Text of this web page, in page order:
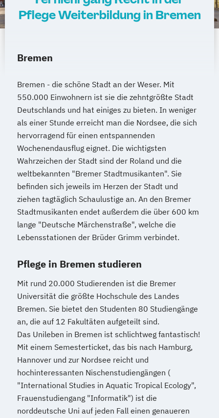
Pflege Weiterbildung in Bremen
Bremen
Bremen - die schöne Stadt an der Weser. Mit
550.000 Einwohnern ist sie die zehntgrößte Stadt
Deutschlands und hat einiges zu bieten. In weniger
als einer Stunde erreicht man die Nordsee, die sich
hervorragend für einen entspannenden
Wochenendausflug eignet. Die wichtigsten
Wahrzeichen der Stadt sind der Roland und die
weltbekannten "Bremer Stadtmusikanten". Sie
befinden sich jeweils im Herzen der Stadt und
ziehen tagtäglich Schaulustige an. An den Bremer
Stadtmusikanten endet außerdem die über 600 km
lange "Deutsche Märchenstraße", welche die
Lebensstationen der Brüder Grimm verbindet.
Pflege in Bremen studieren
Mit rund 20.000 Studierenden ist die Bremer
Universität die größte Hochschule des Landes
Bremen. Sie bietet den Studenten 80 Studiengänge
an, die auf 12 Fakultäten aufgeteilt sind.
Das Unileben in Bremen ist schlichtweg fantastisch!
Mit einem Semesterticket, das bis nach Hamburg,
Hannover und zur Nordsee reicht und
hochinteressanten Nischenstudiengängen (
"International Studies in Aquatic Tropical Ecology",
Frauenstudiengang "Informatik") ist die
norddeutsche Uni auf jeden Fall einen genaueren